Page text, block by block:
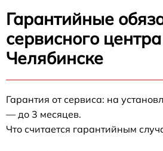
Гарантийные
сервисного
Челябинске
Гарантия от сервиса: на
— до 3 месяцев.
Что считается гарантийным